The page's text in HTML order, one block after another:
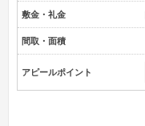
敷金・礼金
間取・面積
アピールポイント